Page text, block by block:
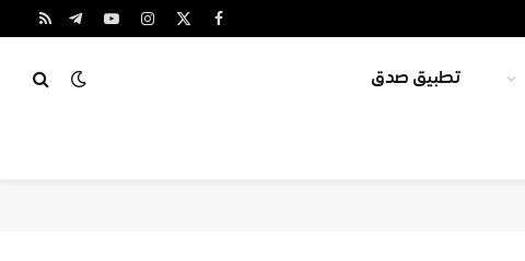
فيسبوك
X
الانستغراميوتيوبتيلقرامRSS
تطبيق صدق